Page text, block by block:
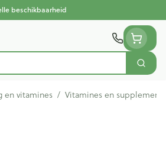
beschikbaarheid
Zoek
en vitamines / Vitamines en